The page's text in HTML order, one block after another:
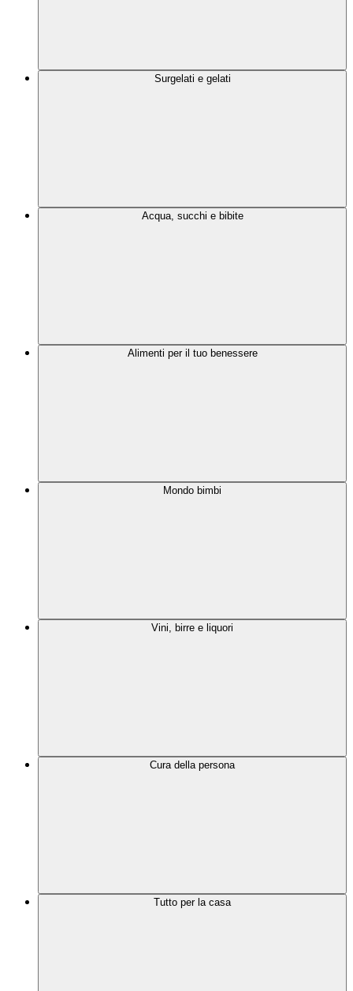
Surgelati e gelati
Acqua, succhi e bibite
Alimenti per il tuo benessere
Mondo bimbi
Vini, birre e liquori
Cura della persona
Tutto per la casa